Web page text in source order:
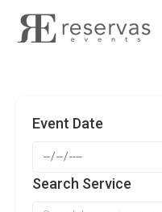
Event Date
Search Service